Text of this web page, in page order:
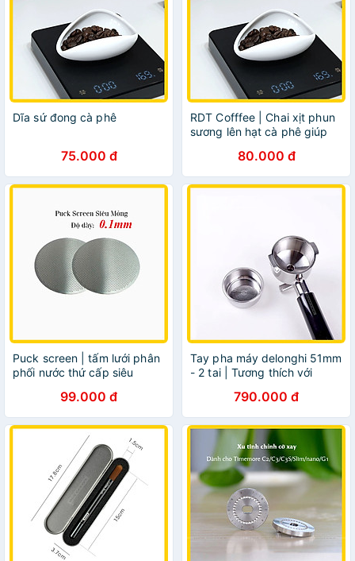
Dĩa sứ đong cà phê
75.000 đ
RDT Cofffee | Chai xịt phun
sương lên hạt cà phê giúp
80.000 đ
Puck screen | tấm lưới phân
phối nước thứ cấp siêu
99.000 đ
Tay pha máy delonghi 51mm
- 2 tai | Tương thích với
ec330, cp31.21, ecp33.21
790.000 đ